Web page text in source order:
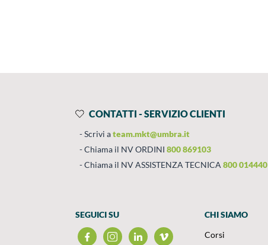
CONTATTI - SERVIZIO CLIENTI
Scrivi ateam.mkt@umbra.it
Chiama il NV ORDINI 800 869103
Chiama il NV ASSISTENZA TECNICA 800 014440
SEGUICI SU
CHI SIAMO
Corsi